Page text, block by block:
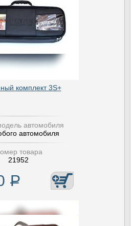
комплект 3S+
автомобиля
автомобиля
товара
21952
Р